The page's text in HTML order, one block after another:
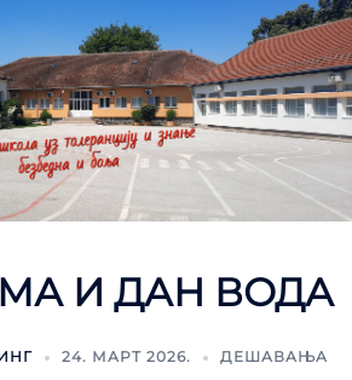
И ДАН ВОДА
24. МАРТ 2026. ДЕШАВАЊА